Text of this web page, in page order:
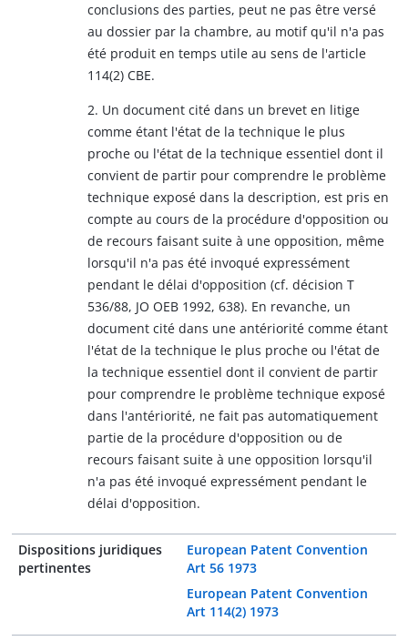
conclusions des parties, peut ne pas être versé
au dossier par la chambre, au motif qu'il n'a pas
été produit en temps utile au sens de l'article
114(2) CBE.
2. Un document cité dans un brevet en litige
comme étant l'état de la technique le plus
proche ou l'état de la technique essentiel dont il
convient de partir pour comprendre le problème
technique exposé dans la description, est pris en
compte au cours de la procédure d'opposition ou
de recours faisant suite à une opposition, même
lorsqu'il n'a pas été invoqué expressément
pendant le délai d'opposition (cf. décision T
536/88, JO OEB 1992, 638). En revanche, un
document cité dans une antériorité comme étant
l'état de la technique le plus proche ou l'état de
la technique essentiel dont il convient de partir
pour comprendre le problème technique exposé
dans l'antériorité, ne fait pas automatiquement
partie de la procédure d'opposition ou de
recours faisant suite à une opposition lorsqu'il
n'a pas été invoqué expressément pendant le
délai d'opposition.
Dispositions juridiques
pertinentes
European Patent Convention
Art 56 1973
European Patent Convention
Art 114(2) 1973